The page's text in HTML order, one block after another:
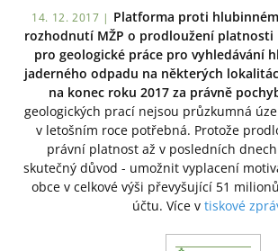
14. 12. 2017 | Platforma proti
rozhodnutí MŽP o prodloužení platnosti
pro geologické práce pro vyhledávání
jaderného odpadu na některých
na konec roku 2017 za právně
geologických prací nejsou průzkumná
v letošním roce potřebná. Protože
právní platnost až v posledních
skutečný důvod - umožnit vyplacení
obce v celkové výši převyšující 51
účtu. Více v tiskové